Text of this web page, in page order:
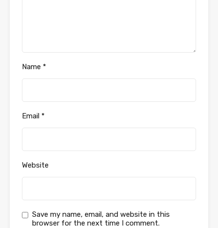
Name *
Email *
Website
Save my name, email, and website in this
browser for the next time I comment.